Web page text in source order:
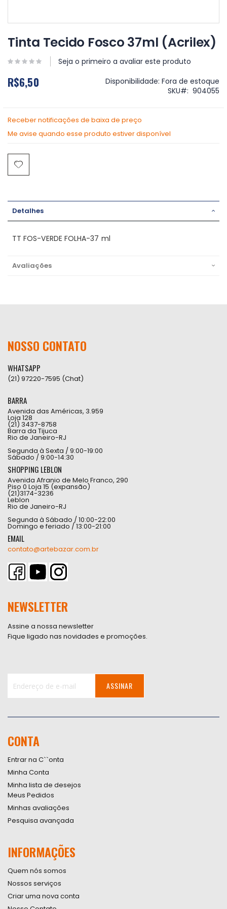
para
o
da
de
Tinta Tecido Fosco 37ml (Acrilex)
Seja o primeiro a avaliar este produto
R$6,50 Disponibilidade: Fora de estoque
SKU
904055
Receber notificações de baixa de preço
Me avise quando esse produto estiver disponível
Detalhes
TT FOS-VERDE FOLHA-37 ml
Avaliações
NOSSO CONTATO
WHATSAPP
(21) 97220-7595 (Chat)
BARRA
Avenida das Américas, 3.959
Loja 128
(21) 3437-8758
Barra da Tijuca
Rio de Janeiro-RJ
Segunda à Sexta / 9:00-19:00
Sábado / 9:00-14:30
SHOPPING LEBLON
Avenida Afranio de Melo Franco, 290
Piso 0 Loja 15 (expansão)
(21)3174-3236
Leblon
Rio de Janeiro-RJ
Segunda à Sábado / 10:00-22:00
Domingo e feriado / 13:00-21:00
EMAIL
contato@artebazar.com.br
NEWSLETTER
Assine a nossa newsletter
Fique ligado nas novidades e promoções.
Newsletter:
ASSINAR
CONTA
Entrar na C``onta
Minha Conta
Minha lista de desejos
Meus Pedidos
Minhas avaliações
Pesquisa avançada
INFORMAÇÕES
Quem nós somos
Nossos serviços
Criar uma nova conta